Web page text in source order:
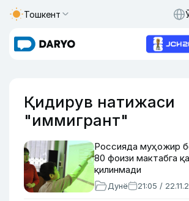
Тошкент
Қидирув натижаси
"иммигрант"
Россияда муҳожир
80 фоизи мактабга
қилинмади
Дунё 21:05 /